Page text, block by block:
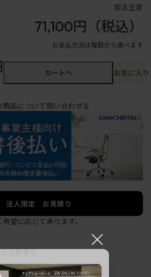
受注生産
71,100円 （税込）
お支払方法は複数から選べます
カートへ お気に入
商品について問い合わせる
法人限定 お見積り
希望に応じて承ります。
注意事項
×